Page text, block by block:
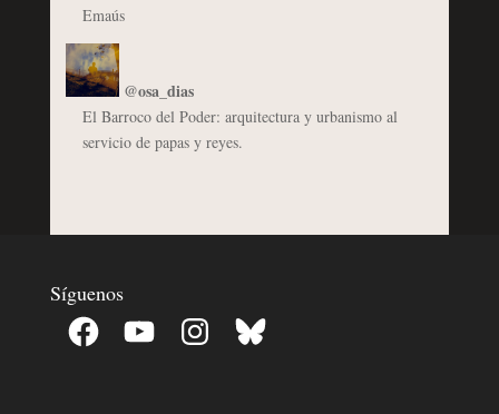
Emaús
@osa_dias
El Barroco del Poder: arquitectura y urbanismo al
servicio de papas y reyes.
Síguenos
Facebook YouTube InstagramBluesky